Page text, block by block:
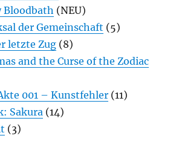
Bloodbath (NEU)
der Gemeinschaft (5)
letzte Zug (8)
and the Curse of the Zodiac
001 – Kunstfehler (11)
Sakura (14)
(3)